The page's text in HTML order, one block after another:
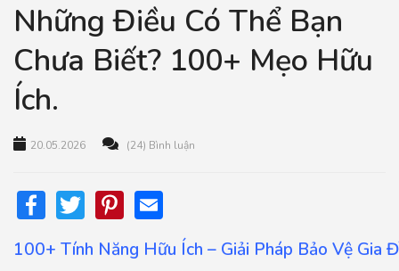
Những Điều Có Thể Bạn
Chưa Biết? 100+ Mẹo Hữu
Ích.
20.05.2026 (24) Bình luận
Facebook
TwitterPinterest
100+ Tính Năng Hữu Ích – Giải Pháp Bảo Vệ Gia